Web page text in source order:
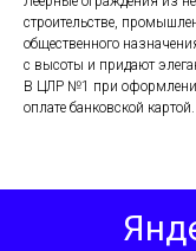
строительстве,
общественного
с высоты и придают
В ЦЛР №1 при
оплате банковской картой.